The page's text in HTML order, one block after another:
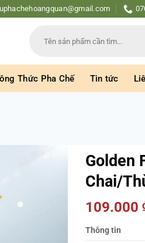
kiếm:
Thức Pha Chế Tin tức
Golden
Chai/
109.000
Thông tin